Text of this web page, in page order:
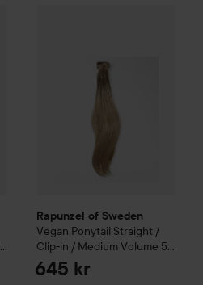
Rapunzel of Sweden
Vegan Ponytail Straight /
Clip-in / Medium Volume 50
cmBrown Ash Blonde
Balayage B5.1/7.4
645 kr